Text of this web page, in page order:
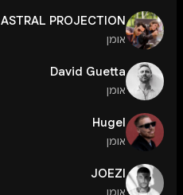
ASTRAL PROJECTION
אומן
David Guetta
אומן
Hugel
אומן
JOEZI
אומן